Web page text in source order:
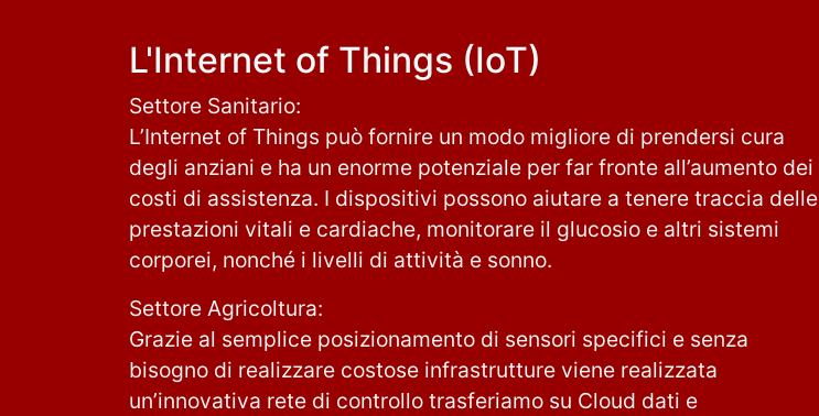
L'Internet of Things (IoT)
Settore Sanitario:
L’Internet of Things può fornire un modo migliore di prendersi cura
degli anziani e ha un enorme potenziale per far fronte all’aumento dei
costi di assistenza. I dispositivi possono aiutare a tenere traccia delle
prestazioni vitali e cardiache, monitorare il glucosio e altri sistemi
corporei, nonché i livelli di attività e sonno.
Settore Agricoltura:
Grazie al semplice posizionamento di sensori specifici e senza
bisogno di realizzare costose infrastrutture viene realizzata
un’innovativa rete di controllo trasferiamo su Cloud dati e